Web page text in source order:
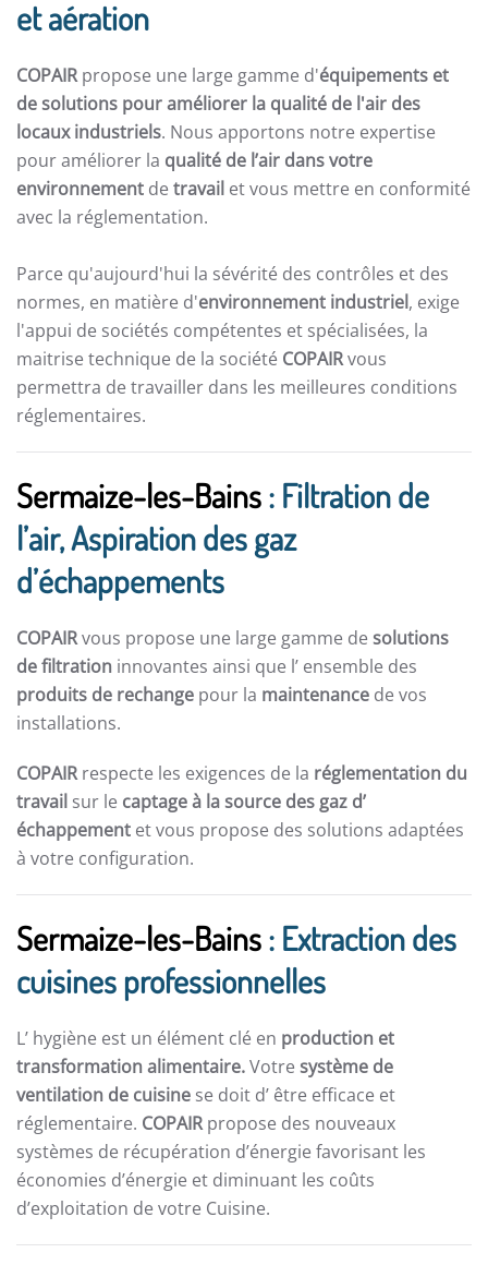
et aération
COPAIRpropose une large gamme d'équipements et
de solutions pour améliorer la qualité de l'air des
locaux industriels. Nous apportons notre expertise
pour améliorer la qualité de l’air dans votre
environnement de travail et vous mettre en conformité
avec la réglementation.
Parce qu'aujourd'hui la sévérité des contrôles et des
normes, en matière d'environnement industriel, exige
l'appui de sociétés compétentes et spécialisées, la
maitrise technique de la société COPAIRvous
permettra de travailler dans les meilleures conditions
réglementaires.
Sermaize-les-Bains: Filtration de
l’air, Aspiration des gaz
d’échappements
COPAIRvous propose une large gamme de solutions
de filtration innovantes ainsi que l’ ensemble des
produits de rechange pour la maintenance de vos
installations.
COPAIRrespecte les exigences de la réglementation du
travail sur le captage à la source des gaz d’
échappement et vous propose des solutions adaptées
à votre configuration.
Sermaize-les-Bains: Extraction des
cuisines professionnelles
L’ hygiène est un élément clé en production et
transformation alimentaire.Votre système de
ventilation de cuisine se doit d’ être efficace et
réglementaire. COPAIRpropose des nouveaux
systèmes de récupération d’énergie favorisant les
économies d’énergie et diminuant les coûts
d’exploitation de votre Cuisine.